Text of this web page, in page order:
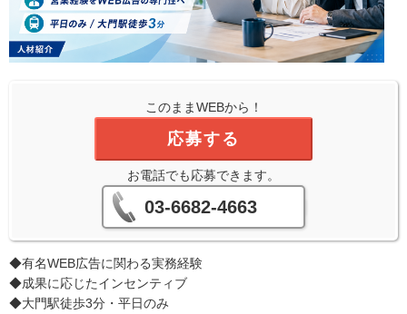
このままWEBから！
応募する
お電話でも応募できます。
03-6682-4663
◆有名WEB広告に関わる実務経験
◆成果に応じたインセンティブ
◆大門駅徒歩3分・平日のみ